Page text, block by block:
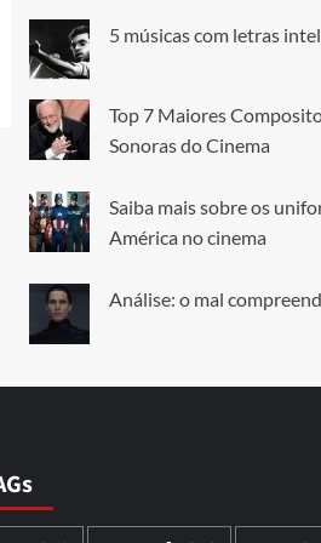
5 músicas com letras
Top 7 Maiores
Sonoras do Cinema
Saiba mais sobre os
América no cinema
Análise: o mal